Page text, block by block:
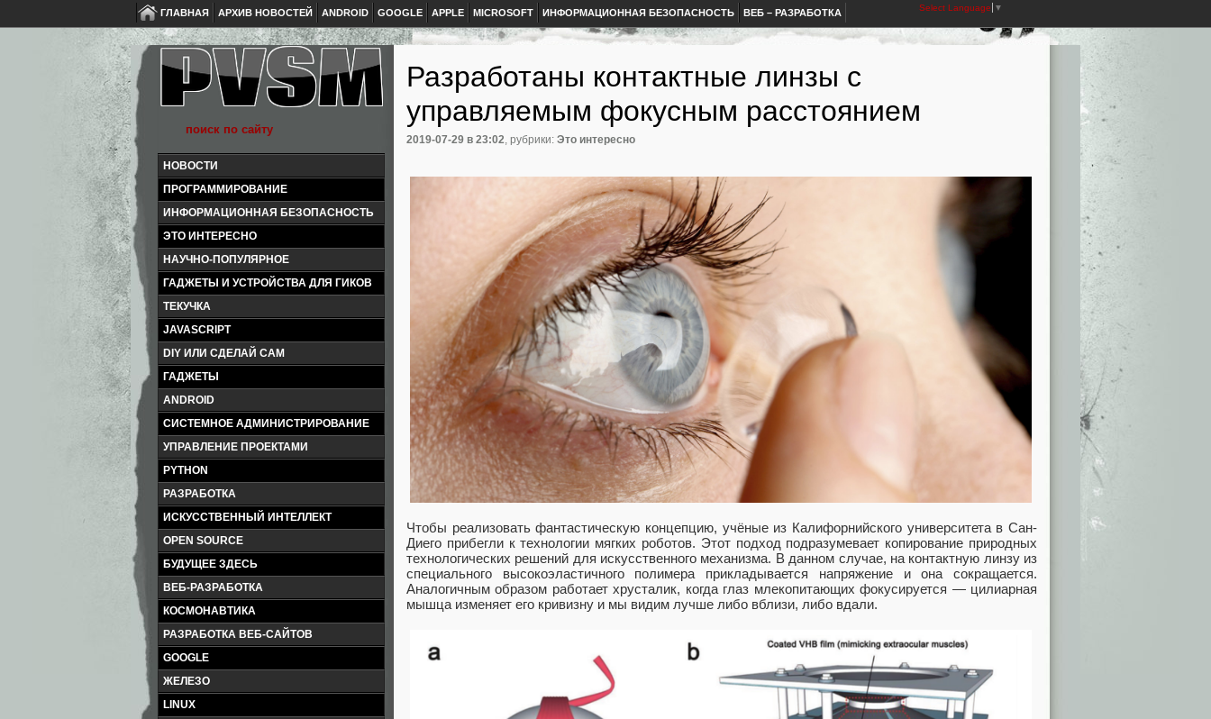
ГЛАВНАЯ АРХИВ НОВОСТЕЙ ANDROID GOOGLE APPLE MICROSOFT ИНФОРМАЦИОННАЯ БЕЗОПАСНОСТЬ ВЕБ – РАЗРАБОТКА Select Language ▼
НОВОСТИ
ПРОГРАММИРОВАНИЕ
ИНФОРМАЦИОННАЯ БЕЗОПАСНОСТЬ
ЭТО ИНТЕРЕСНО
НАУЧНО-ПОПУЛЯРНОЕ
ГАДЖЕТЫ И УСТРОЙСТВА ДЛЯ ГИКОВ
ТЕКУЧКА
JAVASCRIPT
DIY ИЛИ СДЕЛАЙ САМ
ГАДЖЕТЫ
ANDROID
СИСТЕМНОЕ АДМИНИСТРИРОВАНИЕ
УПРАВЛЕНИЕ ПРОЕКТАМИ
PYTHON
РАЗРАБОТКА
ИСКУССТВЕННЫЙ ИНТЕЛЛЕКТ
OPEN SOURCE
БУДУЩЕЕ ЗДЕСЬ
ВЕБ-РАЗРАБОТКА
КОСМОНАВТИКА
РАЗРАБОТКА ВЕБ-САЙТОВ
GOOGLE
ЖЕЛЕЗО
LINUX
Разработаны контактные линзы с
управляемым фокусным расстоянием
2019-07-29 в 23:02, рубрики: Это интересно
Чтобы реализовать фантастическую концепцию, учёные из Калифорнийского университета в Сан-
Диего прибегли к технологии мягких роботов. Этот подход подразумевает копирование природных
технологических решений для искусственного механизма. В данном случае, на контактную линзу из
специального высокоэластичного полимера прикладывается напряжение и она сокращается.
Аналогичным образом работает хрусталик, когда глаз млекопитающих фокусируется — цилиарная
мышца изменяет его кривизну и мы видим лучше либо вблизи, либо вдали.